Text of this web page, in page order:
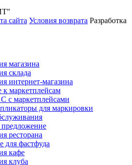
сайта Условия возврата Разработка
магазина
склада
интернет-магазина
маркетплейсам
с маркетплейсами
для маркировки
ресторана
для фастфуда
кафе
клуба